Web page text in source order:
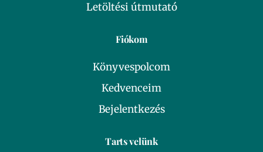
Letöltési útmutató
Fiókom
Könyvespolcom
Kedvenceim
Bejelentkezés
Tarts velünk